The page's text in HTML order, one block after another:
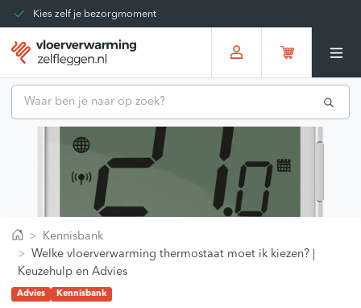
Kies zelf je bezorgmoment
Tot 30 dagen terug te sturen
Gratis verzending vanaf
Home
Kennisbank
Welke vloerverwarming thermostaat moet ik kiezen? |
Keuzehulp en Advies
Advies Kennisbank